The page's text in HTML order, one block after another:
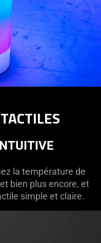
la température de
bien plus encore, et
simple et claire.